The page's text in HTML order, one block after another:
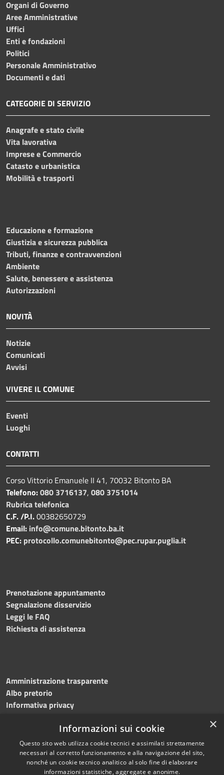
Organi di Governo
Aree Amministrative
Uffici
Enti e fondazioni
Politici
Personale Amministrativo
Documenti e dati
CATEGORIE DI SERVIZIO
Anagrafe e stato civile
Vita lavorativa
Imprese e Commercio
Catasto e urbanistica
Mobilità e trasporti
Educazione e formazione
Giustizia e sicurezza pubblica
Tributi, finanze e contravvenzioni
Ambiente
Salute, benessere e assistenza
Autorizzazioni
NOVITÀ
Notizie
Comunicati
Avvisi
VIVERE IL COMUNE
Eventi
Luoghi
CONTATTI
Corso Vittorio Emanuele II 41, 70032 Bitonto BA
Telefono:080 3716137, 080 3751014
Rubrica telefonica
C.F. /P.I.00382650729
Email: info@comune.bitonto.ba.it
PEC: protocollo.comunebitonto@pec.rupar.puglia.it
Prenotazione appuntamento
Segnalazione disservizio
Leggi le FAQ
Richiesta di assistenza
Amministrazione trasparente
Albo pretorio
Informativa privacy
Dichiarazione di accessibilità Meccanismo di feedback ×
Informazioni sui cookie
Questo sito web utilizza cookie tecnici e assimilati strettamente
necessari al corretto funzionamento e alla navigazione del sito,
nonché un cookie tecnico analitico al solo fine di elaborare
informazioni statistiche, aggregate e anonime.